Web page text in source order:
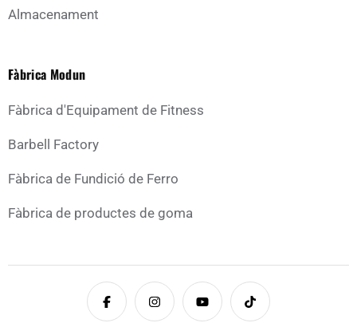
Almacenament
Fàbrica Modun
Fàbrica d'Equipament de Fitness
Barbell Factory
Fàbrica de Fundició de Ferro
Fàbrica de productes de goma